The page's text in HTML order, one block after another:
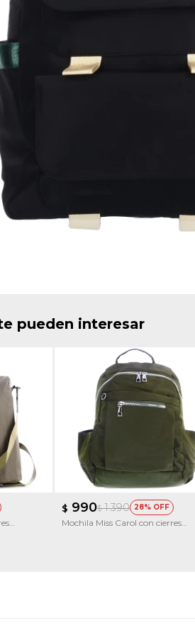
pueden interesar
$ 990$ 1.390 28
Mochila Miss Carol con cierres